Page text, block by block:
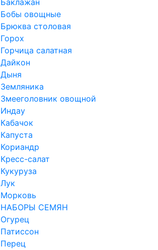
Баклажан
Бобы овощные
Брюква столовая
Горох
Горчица салатная
Дайкон
Дыня
Земляника
Змееголовник овощной
Индау
Кабачок
Капуста
Кориандр
Кресс-салат
Кукуруза
Лук
Морковь
НАБОРЫ СЕМЯН
Огурец
Патиссон
Перец